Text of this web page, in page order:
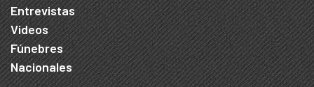
Entrevistas
Videos
Fúnebres
Nacionales